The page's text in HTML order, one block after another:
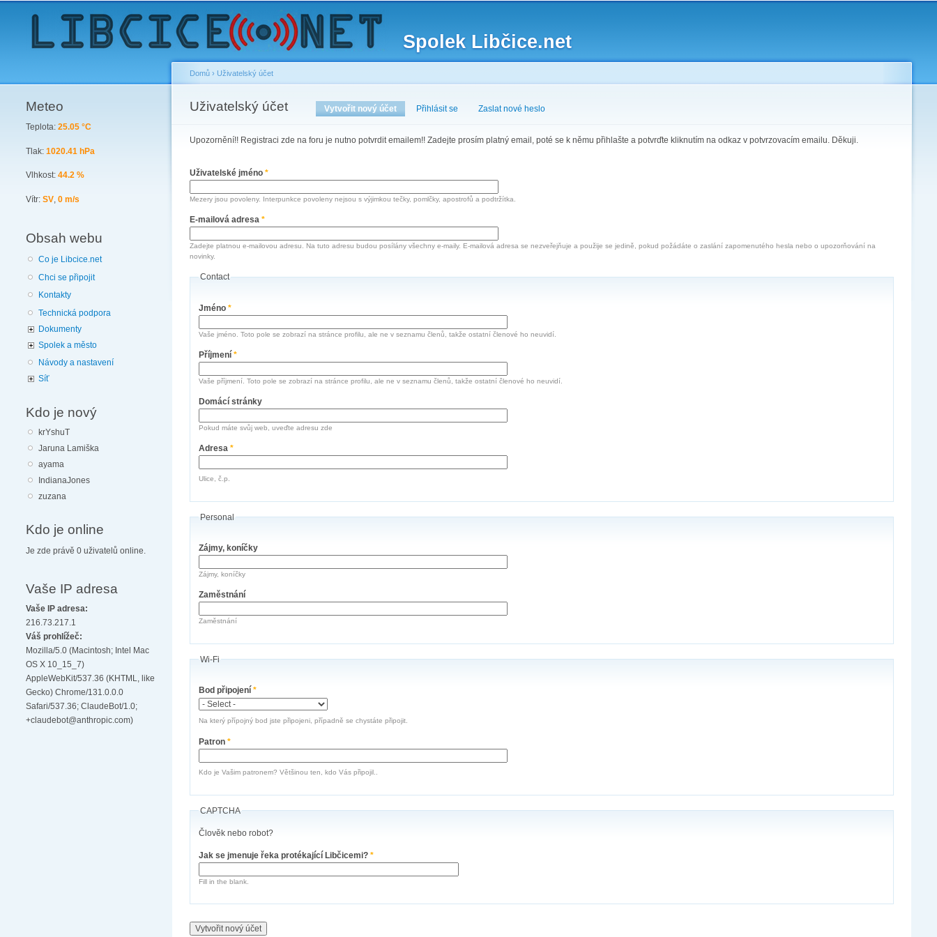
content
Spolek Libčice.net
Meteo
Teplota: 25.05 °C
Tlak: 1020.41 hPa
Vlhkost: 44.2 %
Vítr: SV, 0 m/s
Obsah webu
Co je Libcice.net
Chci se připojit
Kontakty
Technická podpora
Dokumenty
Spolek a město
Návody a nastavení
Síť
Kdo je nový
krYshuT
Jaruna Lamiška
ayama
IndianaJones
zuzana
Kdo je online
Je zde právě 0 uživatelů online.
Vaše IP adresa
Vaše IP adresa:
216.73.217.1
Váš prohlížeč:
Mozilla/5.0 (Macintosh; Intel Mac
OS X 10_15_7)
AppleWebKit/537.36 (KHTML, like
Gecko) Chrome/131.0.0.0
Safari/537.36; ClaudeBot/1.0;
+claudebot@anthropic.com)
You are here
Domů › Uživatelský účet
Uživatelský účet
Primary tabs Vytvořit nový účet (active tab)
Přihlásit se Zaslat nové heslo
Upozornění!! Registraci zde na foru je nutno potvrdit emailem!! Zadejte prosím platný email, poté se k němu přihlašte a potvrďte kliknutím na odkaz v potvrzovacím emailu. Děkuji.
Uživatelské jméno *
Mezery jsou povoleny. Interpunkce povoleny nejsou s výjimkou tečky, pomlčky, apostrofů a podtržítka.
E-mailová adresa *
Zadejte platnou e-mailovou adresu. Na tuto adresu budou posílány všechny e-maily. E-mailová adresa se nezveřejňuje a použije se jedině, pokud požádáte o zaslání zapomenutého hesla nebo o upozorňování na
novinky.
Contact
Jméno*
Vaše jméno. Toto pole se zobrazí na stránce profilu, ale ne v seznamu členů, takže ostatní členové ho neuvidí.
Příjmení*
Vaše příjmení. Toto pole se zobrazí na stránce profilu, ale ne v seznamu členů, takže ostatní členové ho neuvidí.
Domácí stránky
Pokud máte svůj web, uveďte adresu zde
Adresa*
Ulice, č.p.
Personal
Zájmy, koníčky
Zájmy, koníčky
Zaměstnání
Zaměstnání
Wi-Fi
Bod připojení*
Na který přípojný bod jste připojeni, případně se chystáte připojit.
Patron*
Kdo je Vašim patronem? Většinou ten, kdo Vás připojil..
CAPTCHA
Člověk nebo robot?
Jak se jmenuje řeka protékající Libčicemi?*
Fill in the blank.